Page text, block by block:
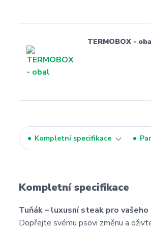
TERMOBOX -
Kompletní specifikace
Kompletní specifikace
Tuňák – luxusní steak pro
Dopřejte svému psovi změnu a